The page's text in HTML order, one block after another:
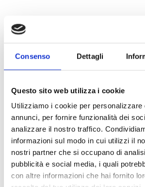
Consenso Dettagli
Questo sito web utilizza i cookie
Utilizziamo i cookie per personalizzare
annunci, per fornire funzionalità dei
analizzare il nostro traffico.
informazioni sul modo in cui utilizzi il
nostri partner che si occupano di
pubblicità e social media, i quali
con altre informazioni che hai fornito